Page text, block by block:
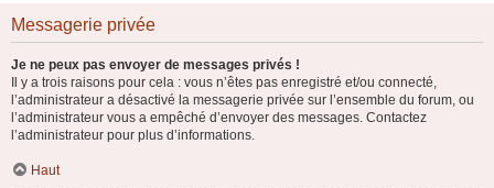
Messagerie privée
Je ne peux pas envoyer de messages privés !
Il y a trois raisons pour cela : vous n’êtes pas enregistré et/ou connecté,
l’administrateur a désactivé la messagerie privée sur l’ensemble du forum, ou
l’administrateur vous a empêché d’envoyer des messages. Contactez
l’administrateur pour plus d’informations.
Haut